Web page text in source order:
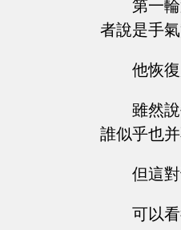
第一
者說是手氣
他恢
雖然
誰似乎也
但這
可以